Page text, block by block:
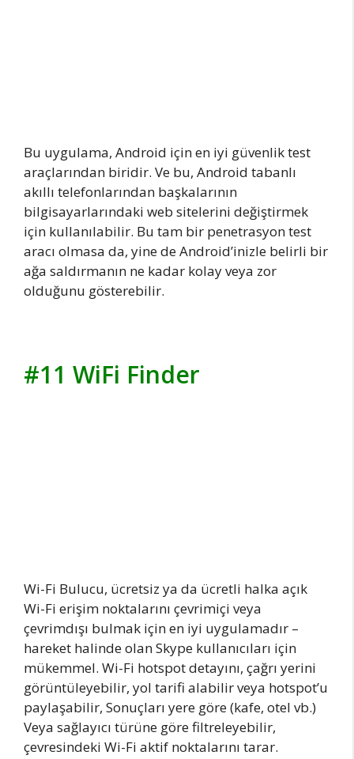
Bu uygulama, Android için en iyi güvenlik test
araçlarından biridir. Ve bu, Android tabanlı
akıllı telefonlarından başkalarının
bilgisayarlarındaki web sitelerini değiştirmek
için kullanılabilir. Bu tam bir penetrasyon test
aracı olmasa da, yine de Android’inizle belirli bir
ağa saldırmanın ne kadar kolay veya zor
olduğunu gösterebilir.
#11 WiFi Finder
Wi-Fi Bulucu, ücretsiz ya da ücretli halka açık
Wi-Fi erişim noktalarını çevrimiçi veya
çevrimdışı bulmak için en iyi uygulamadır –
hareket halinde olan Skype kullanıcıları için
mükemmel. Wi-Fi hotspot detayını, çağrı yerini
görüntüleyebilir, yol tarifi alabilir veya hotspot’u
paylaşabilir, Sonuçları yere göre (kafe, otel vb.)
Veya sağlayıcı türüne göre filtreleyebilir,
çevresindeki Wi-Fi aktif noktalarını tarar.